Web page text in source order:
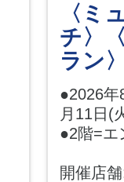
〈ミ
チ〉
ラン
●2026年
月11日(
●2階=エ
開催店